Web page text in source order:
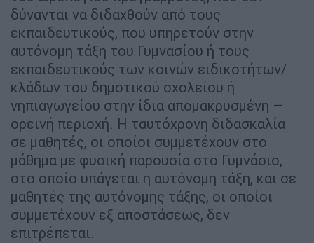
δύνανται να διδαχθούν από τους
εκπαιδευτικούς, που υπηρετούν στην
αυτόνομη τάξη του Γυμνασίου ή τους
εκπαιδευτικούς των κοινών ειδικοτήτων/
κλάδων του δημοτικού σχολείου ή
νηπιαγωγείου στην ίδια απομακρυσμένη –
ορεινή περιοχή. Η ταυτόχρονη διδασκαλία
σε μαθητές, οι οποίοι συμμετέχουν στο
μάθημα με φυσική παρουσία στο Γυμνάσιο,
στο οποίο υπάγεται η αυτόνομη τάξη, και σε
μαθητές της αυτόνομης τάξης, οι οποίοι
συμμετέχουν εξ αποστάσεως, δεν
επιτρέπεται.